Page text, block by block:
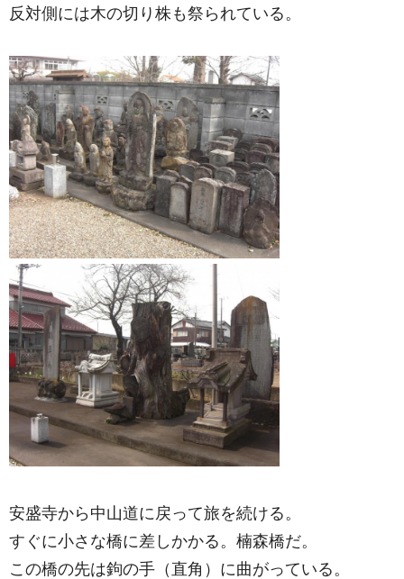
反対側には木の切り株も祭られている。
安盛寺から中山道に戻って旅を続ける。
すぐに小さな橋に差しかかる。楠森橋だ。
この橋の先は鉤の手（直角）に曲がっている。